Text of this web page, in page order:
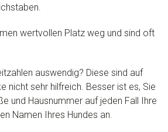
wertvollen Platz weg und sind oft
auswendig? Diese sind auf
nicht sehr hilfreich. Besser ist es, Sie
und Hausnummer auf jeden Fall Ihre
Namen Ihres Hundes an.